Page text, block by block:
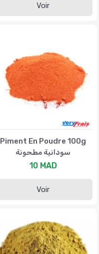
Voir
Piment En Poudre 100g
سودانية مطحونة
10 MAD
Voir